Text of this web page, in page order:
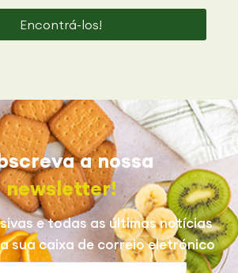
Encontrá-los!
a nossa
newsletter!
e todas as últimas notícias
sua caixa de correio eletrónico